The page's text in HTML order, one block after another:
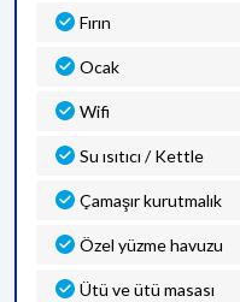
Fırın
Ocak
Wifi
Su ısıtıcı / Kettle
Çamaşır kurutmalık
Özel yüzme havuzu
Ütü ve ütü masası